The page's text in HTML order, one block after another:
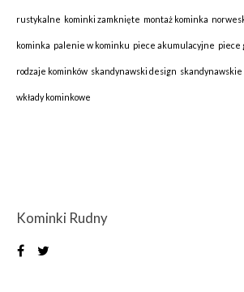
rustykalne kominki zamknięte montaż kominka
kominka palenie w kominku piece akumulacyjne piece
rodzaje kominków skandynawski design skandynawskie
wkłady kominkowe
Kominki Rudny